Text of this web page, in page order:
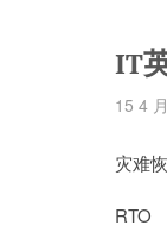
IT
15 4
灾难
RTO